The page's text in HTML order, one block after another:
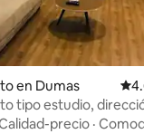
de 5, 73 reseñas
en Dumas
tipo estudio,
Dumasprecio ·